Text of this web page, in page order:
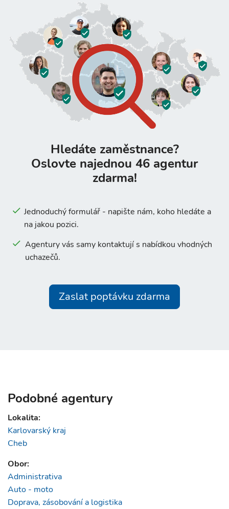
Hledáte zaměstnance?
Oslovte najednou 46 agentur
zdarma!
Jednoduchý formulář - napište nám, koho hledáte a
na jakou pozici.
Agentury vás samy kontaktují s nabídkou vhodných
uchazečů.
Zaslat poptávku zdarma
Podobné agentury
Lokalita:
Karlovarský kraj
Cheb
Obor:
Administrativa
Auto - moto
Doprava, zásobování a logistika